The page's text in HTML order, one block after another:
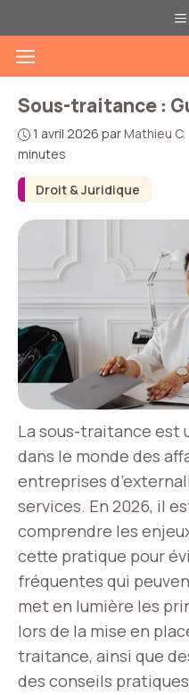
au
contenuMenu
Droit & Juridique
Sous-traitance :
1 avril 2026 parMathieu C.
minutes
La sous-traitance est
dans le monde des
entreprises
services. En 2026, il
comprendre les
cette pratique pour
fréquentes qui
met en lumière les
lors de la mise en
traitance, ainsi que
des conseils